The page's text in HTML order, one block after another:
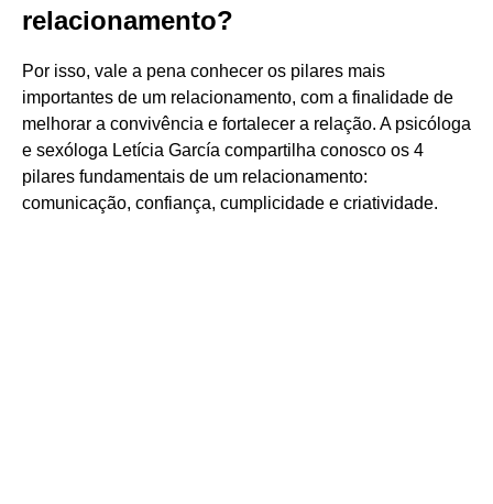
relacionamento?
Por isso, vale a pena conhecer os pilares mais
importantes de um relacionamento, com a finalidade de
melhorar a convivência e fortalecer a relação. A psicóloga
e sexóloga Letícia García compartilha conosco os 4
pilares fundamentais de um relacionamento:
comunicação, confiança, cumplicidade e criatividade.